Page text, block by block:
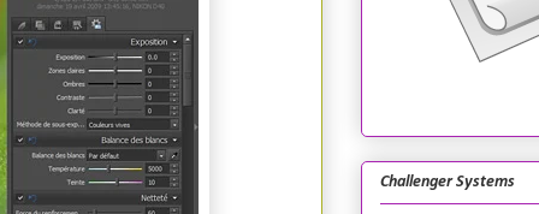
Challenger Systems